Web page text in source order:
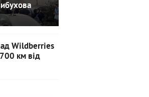
Wildberries
км від